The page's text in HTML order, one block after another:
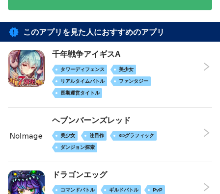
このアプリを見た人におすすめのアプリ
千年戦争アイギスA
タワーディフェンス 美少女
リアルタイムバトル ファンタジー
長期運営タイトル
ヘブンバーンズレッド
美少女 注目作 3Dグラフィック
ダンジョン探索
ドラゴンエッグ
コマンドバトル ギルドバトル PvP